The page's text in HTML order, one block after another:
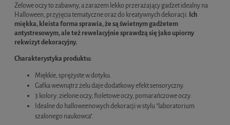
Żelowe oczy to zabawny, a zarazem lekko przerażający gadżet idealny na
Halloween, przyjęcia tematyczne oraz do kreatywnych dekoracji. Ich
miękka, kleista forma sprawia, że są świetnym gadżetem
antystresowym, ale też rewelacyjnie sprawdzą się jako upiorny
rekwizyt dekoracyjny.
Charakterystyka produktu:
Miękkie, sprężyste w dotyku.
Gałka wewnątrz żelu daje dodatkowy efekt sensoryczny.
3 kolory: zielone oczy, fioletowe oczy, pomarańczowe oczy.
Idealne do halloweenowych dekoracji w stylu "laboratorium
szalonego naukowca".